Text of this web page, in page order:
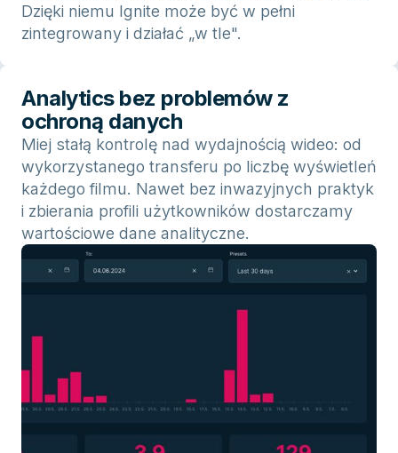
Dzięki niemu Ignite może być w pełni
zintegrowany i działać „w tle".
Analytics bez problemów z
ochroną danych
Miej stałą kontrolę nad wydajnością wideo: od
wykorzystanego transferu po liczbę wyświetleń
każdego filmu. Nawet bez inwazyjnych praktyk
i zbierania profili użytkowników dostarczamy
wartościowe dane analityczne.